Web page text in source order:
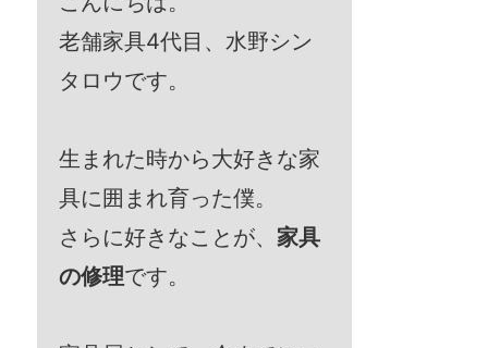
老舗家具4代目、水野シン
タロウです。
生まれた時から大好きな家
具に囲まれ育った僕。
さらに好きなことが、家具
の修理です。